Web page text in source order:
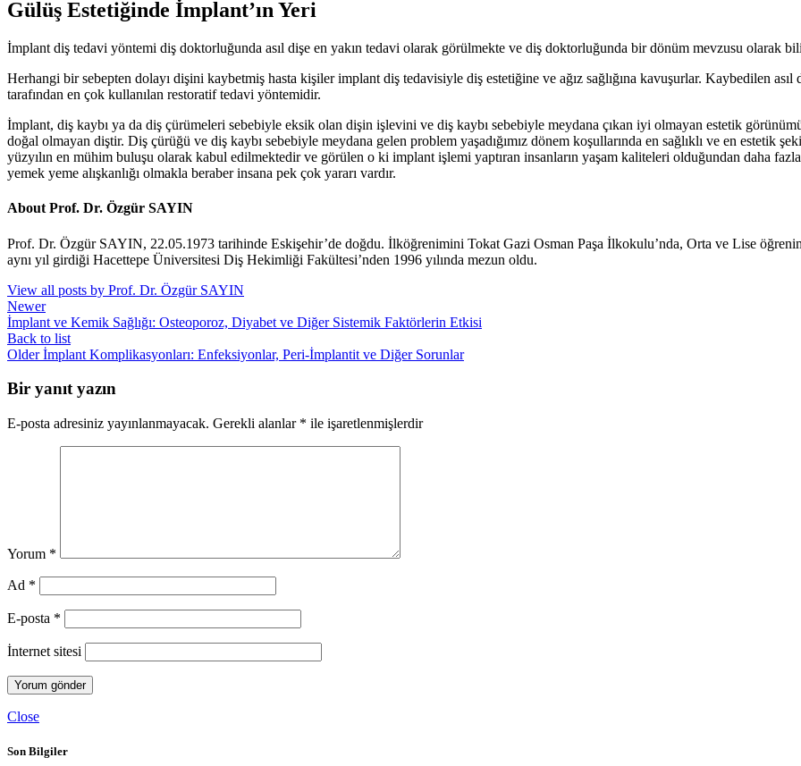
Gülüş Estetiğinde İmplant’ın Yeri
İmplant diş tedavi yöntemi diş doktorluğunda asıl dişe en yakın tedavi olarak görülmekte ve diş doktorluğunda bir dönüm mevzusu olarak
Herhangi bir sebepten dolayı dişini kaybetmiş hasta kişiler implant diş tedavisiyle diş estetiğine ve ağız sağlığına kavuşurlar. Kaybedilen
tarafından en çok kullanılan restoratif tedavi yöntemidir.
İmplant, diş kaybı ya da diş çürümeleri sebebiyle eksik olan dişin işlevini ve diş kaybı sebebiyle meydana çıkan iyi olmayan estetik
doğal olmayan diştir. Diş çürüğü ve diş kaybı sebebiyle meydana gelen problem yaşadığımız dönem koşullarında en sağlıklı ve en estetik
yüzyılın en mühim buluşu olarak kabul edilmektedir ve görülen o ki implant işlemi yaptıran insanların yaşam kaliteleri olduğundan daha
yemek yeme alışkanlığı olmakla beraber insana pek çok yararı vardır.
About Prof. Dr. Özgür SAYIN
Prof. Dr. Özgür SAYIN, 22.05.1973 tarihinde Eskişehir’de doğdu. İlköğrenimini Tokat Gazi Osman Paşa İlkokulu’nda, Orta ve Lise
aynı yıl girdiği Hacettepe Üniversitesi Diş Hekimliği Fakültesi’nden 1996 yılında mezun oldu.
View all posts by Prof. Dr. Özgür SAYIN
Newer
İmplant ve Kemik Sağlığı: Osteoporoz, Diyabet ve Diğer Sistemik Faktörlerin Etkisi
Back to list
Older İmplant Komplikasyonları: Enfeksiyonlar, Peri-İmplantit ve Diğer Sorunlar
Bir yanıt yazın
E-posta adresiniz yayınlanmayacak. Gerekli alanlar * ile işaretlenmişlerdir
Yorum *
Ad *
E-posta *
İnternet sitesi
Close
Son Bilgiler